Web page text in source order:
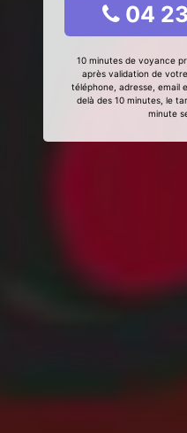
04
10 minutes de voyance
après validation de
téléphone, adresse, email
delà des 10 minutes, le
minute